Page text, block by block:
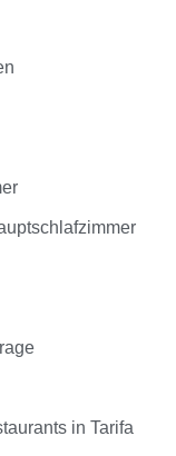
in Tarifa